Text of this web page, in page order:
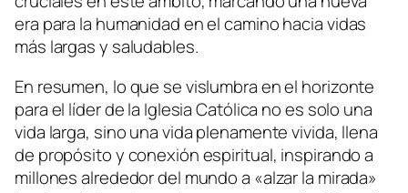
era para la humanidad en el camino hacia vidas
más largas y saludables.
En resumen, lo que se vislumbra en el horizonte
para el líder de la Iglesia Católica no es solo una
vida larga, sino una vida plenamente vivida, llena
de propósito y conexión espiritual, inspirando a
millones alrededor del mundo a «alzar la mirada»